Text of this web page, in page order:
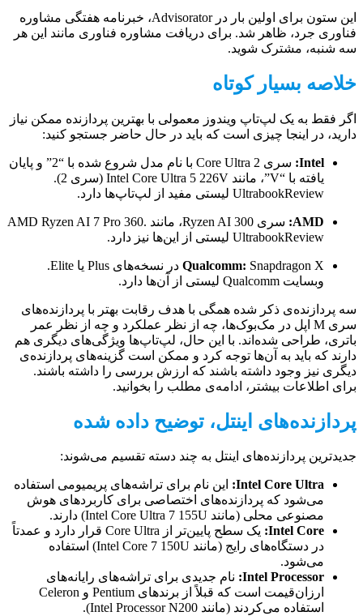
این ستون برای اولین بار در Advisorator، خبرنامه هفتگی مشاوره
فناوری جرد، ظاهر شد. برای دریافت مشاوره فناوری مانند این هر
سه شنبه، مشترک شوید.
خلاصه بسیار کوتاه
اگر فقط به یک لپ‌تاپ ویندوز معمولی با بهترین پردازنده ممکن نیاز
دارید، در اینجا چیزی است که باید در حال حاضر جستجو کنید:
Intel:
سری Core Ultra 2 با نام مدل شروع شده با “2” و پایان
یافته با “V”، مانند Intel Core Ultra 5 226V (سری 2).
UltrabookReview لیستی مفید از لپ‌تاپ‌ها دارد.
AMD:
سری Ryzen AI 300، مانند AMD Ryzen AI 7 Pro 360.
UltrabookReview لیستی از این‌ها نیز دارد.
Qualcomm:
Snapdragon X در نسخه‌های Plus یا Elite.
وبسایت Qualcomm لیستی از آن‌ها دارد.
سه پردازنده‌ی ذکر شده همگی با هدف رقابت بهتر با پردازنده‌های
سری M اپل در مک‌بوک‌ها، چه از نظر عملکرد و چه از نظر عمر
باتری، طراحی شده‌اند. با این حال، لپ‌تاپ‌ها ویژگی‌های دیگری هم
دارند که باید به آن‌ها توجه کرد و ممکن است گزینه‌های پردازنده‌ی
دیگری نیز وجود داشته باشند که ارزش بررسی را داشته باشند.
برای اطلاعات بیشتر، ادامه‌ی مطلب را بخوانید.
پردازنده‌های اینتل، توضیح داده شده
جدیدترین پردازنده‌های اینتل به چند دسته تقسیم می‌شوند:
Intel Core Ultra:
این نام برای تراشه‌های پریمیومی استفاده
می‌شود که پردازنده‌های اختصاصی برای کاربردهای هوش
مصنوعی محلی (مانند Intel Core Ultra 7 155U) دارند.
Intel Core:
یک سطح پایین‌تر از Core Ultra قرار دارد و عمدتاً
در دستگاه‌های رایج (مانند Intel Core 7 150U) استفاده
می‌شود.
Intel Processor: نام جدیدی برای تراشه‌های رایانه‌های
ارزان‌قیمت است که قبلاً از برندهای Pentium و Celeron
استفاده می‌کردند (مانند Intel Processor N200).